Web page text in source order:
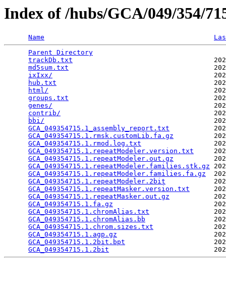
Index of /hubs/GCA/049/354/
Name
Parent Directory
trackDb.txt
md5sum.txt
ixIxx/
hub.txt
html/
groups.txt
genes/
contrib/
bbi/
GCA_049354715.1_assembly_report.txt
GCA_049354715.1.rmsk.customLib.fa.gz
GCA_049354715.1.rmod.log.txt
GCA_049354715.1.repeatModeler.version.txt
GCA_049354715.1.repeatModeler.out.gz
GCA_049354715.1.repeatModeler.families.stk.gz
GCA_049354715.1.repeatModeler.families.fa.gz
GCA_049354715.1.repeatModeler.2bit
GCA_049354715.1.repeatMasker.version.txt
GCA_049354715.1.repeatMasker.out.gz
GCA_049354715.1.fa.gz
GCA_049354715.1.chromAlias.txt
GCA_049354715.1.chromAlias.bb
GCA_049354715.1.chrom.sizes.txt
GCA_049354715.1.agp.gz
GCA_049354715.1.2bit.bpt
GCA_049354715.1.2bit